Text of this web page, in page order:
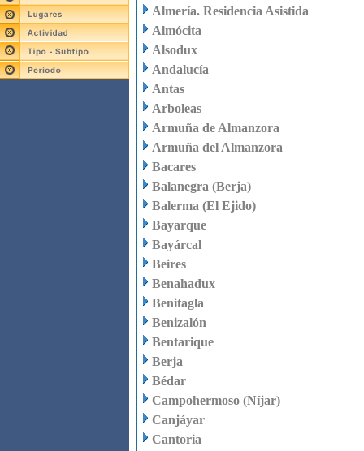
Almería. Residencia Asistida
Almócita
Alsodux
Andalucía
Antas
Arboleas
Armuña de Almanzora
Armuña del Almanzora
Bacares
Balanegra (Berja)
Balerma (El Ejido)
Bayarque
Bayárcal
Beires
Benahadux
Benitagla
Benizalón
Bentarique
Berja
Bédar
Campohermoso (Níjar)
Canjáyar
Cantoria